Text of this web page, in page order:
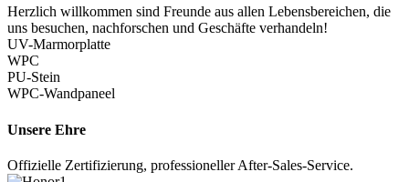
Herzlich willkommen sind Freunde aus allen Lebensbereichen, die
uns besuchen, nachforschen und Geschäfte verhandeln!
UV-Marmorplatte
WPC
PU-Stein
WPC-Wandpaneel
Unsere Ehre
Offizielle Zertifizierung, professioneller After-Sales-Service.